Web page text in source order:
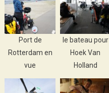
Port de
Rotterdam en
vue
le bateau pour
Hoek Van
Holland